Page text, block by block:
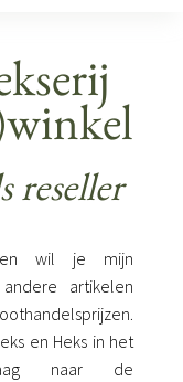
reseller
wil je mijn
artikelen
en Heks in het
naar de